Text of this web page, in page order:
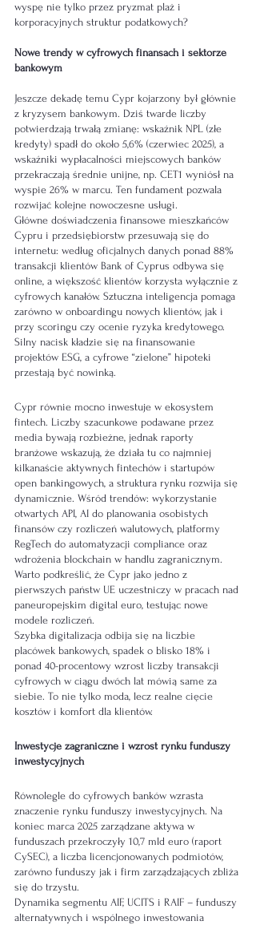
wyspę nie tylko przez pryzmat plaż i
korporacyjnych struktur podatkowych?
Nowe trendy w cyfrowych finansach i sektorze
bankowym
Jeszcze dekadę temu Cypr kojarzony był głównie
z kryzysem bankowym. Dziś twarde liczby
potwierdzają trwałą zmianę: wskaźnik NPL (złe
kredyty) spadł do około 5,6% (czerwiec 2025), a
wskaźniki wypłacalności miejscowych banków
przekraczają średnie unijne, np. CET1 wyniósł na
wyspie 26% w marcu. Ten fundament pozwala
rozwijać kolejne nowoczesne usługi.
Główne doświadczenia finansowe mieszkańców
Cypru i przedsiębiorstw przesuwają się do
internetu: według oficjalnych danych ponad 88%
transakcji klientów Bank of Cyprus odbywa się
online, a większość klientów korzysta wyłącznie z
cyfrowych kanałów. Sztuczna inteligencja pomaga
zarówno w onboardingu nowych klientów, jak i
przy scoringu czy ocenie ryzyka kredytowego.
Silny nacisk kładzie się na finansowanie
projektów ESG, a cyfrowe “zielone” hipoteki
przestają być nowinką.
Cypr równie mocno inwestuje w ekosystem
fintech. Liczby szacunkowe podawane przez
media bywają rozbieżne, jednak raporty
branżowe wskazują, że działa tu co najmniej
kilkanaście aktywnych fintechów i startupów
open bankingowych, a struktura rynku rozwija się
dynamicznie. Wśród trendów: wykorzystanie
otwartych API, AI do planowania osobistych
finansów czy rozliczeń walutowych, platformy
RegTech do automatyzacji compliance oraz
wdrożenia blockchain w handlu zagranicznym.
Warto podkreślić, że Cypr jako jedno z
pierwszych państw UE uczestniczy w pracach nad
paneuropejskim digital euro, testując nowe
modele rozliczeń.
Szybka digitalizacja odbija się na liczbie
placówek bankowych, spadek o blisko 18% i
ponad 40-procentowy wzrost liczby transakcji
cyfrowych w ciągu dwóch lat mówią same za
siebie. To nie tylko moda, lecz realne cięcie
kosztów i komfort dla klientów.
Inwestycje zagraniczne i wzrost rynku funduszy
inwestycyjnych
Równolegle do cyfrowych banków wzrasta
znaczenie rynku funduszy inwestycyjnych. Na
koniec marca 2025 zarządzane aktywa w
funduszach przekroczyły 10,7 mld euro (raport
CySEC), a liczba licencjonowanych podmiotów,
zarówno funduszy jak i firm zarządzających zbliża
się do trzystu.
Dynamika segmentu AIF, UCITS i RAIF – funduszy
alternatywnych i wspólnego inwestowania